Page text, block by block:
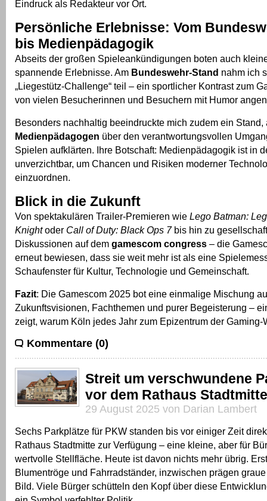
Eindruck als Redakteur vor Ort.
Persönliche Erlebnisse: Vom
bis Medienpädagogik
Abseits der großen Spieleankündigungen boten auch
spannende Erlebnisse. Am Bundeswehr-Stand nahm ich
„Liegestütz-Challenge“ teil – ein sportlicher Kontrast zum
von vielen Besucherinnen und Besuchern mit Humor
Besonders nachhaltig beeindruckte mich zudem ein Stand,
Medienpädagogen über den verantwortungsvollen
Spielen aufklärten. Ihre Botschaft: Medienpädagogik ist in
unverzichtbar, um Chancen und Risiken moderner
einzuordnen.
Blick in die Zukunft
Von spektakulären Trailer-Premieren wie Lego Batman:
Knightoder Call of Duty: Black Ops 7bis hin zu
Diskussionen auf dem gamescom congress – die
erneut bewiesen, dass sie weit mehr ist als eine
Schaufenster für Kultur, Technologie und Gemeinschaft.
Fazit: Die Gamescom 2025 bot eine einmalige Mischung
Zukunftsvisionen, Fachthemen und purer Begeisterung –
zeigt, warum Köln jedes Jahr zum Epizentrum der Gaming-
Kommentare (0)
Streit um verschwundene
vor dem Rathaus Stadtmitte
29 August 2025 von Darian Lambert
Sechs Parkplätze für PKW standen bis vor einiger Zeit
Rathaus Stadtmitte zur Verfügung – eine kleine, aber für
wertvolle Stellfläche. Heute ist davon nichts mehr übrig.
Blumentröge und Fahrradständer, inzwischen prägen
Bild. Viele Bürger schütteln den Kopf über diese